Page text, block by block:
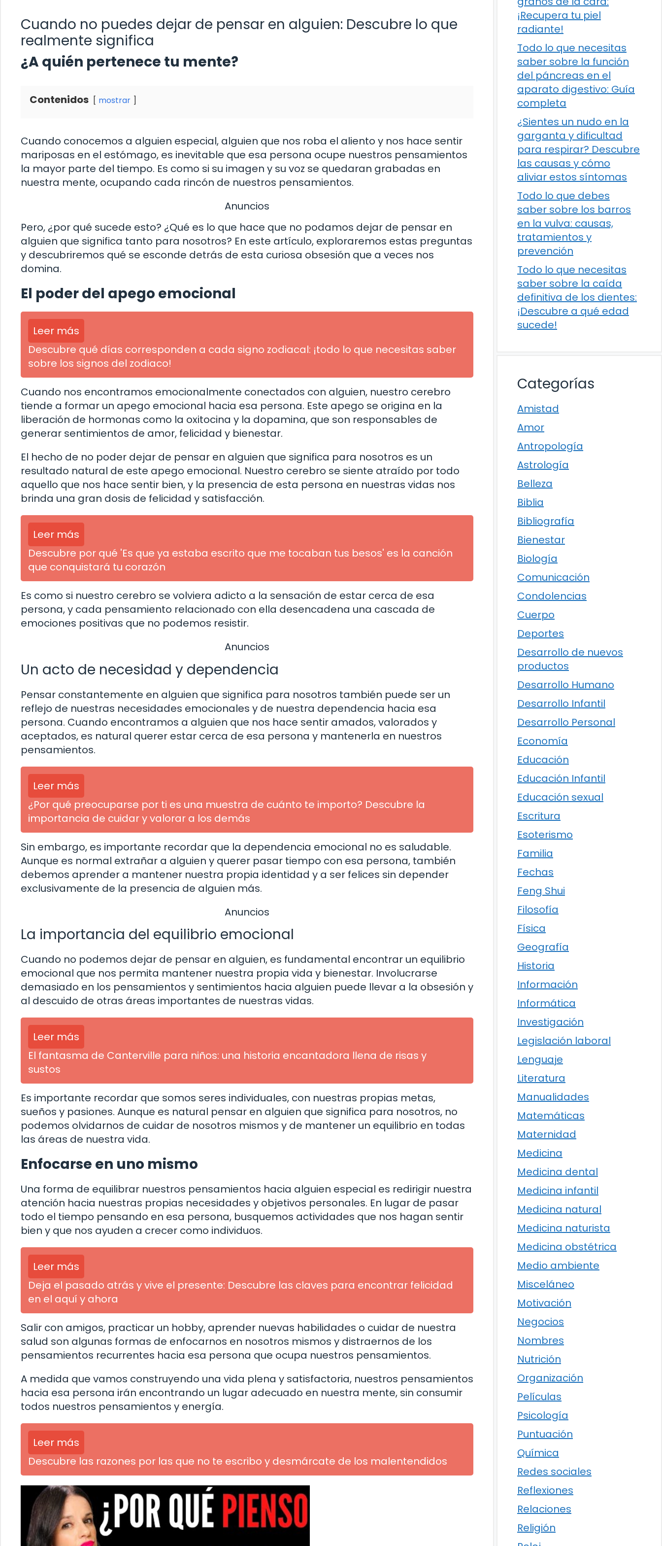
Cuando no puedes dejar de pensar en alguien: Descubre lo que
realmente significa
¿A quién pertenece tu mente?
Contenidos mostrar
Cuando conocemos a alguien especial, alguien que nos roba el aliento y nos hace sentir
mariposas en el estómago, es inevitable que esa persona ocupe nuestros pensamientos
la mayor parte del tiempo. Es como si su imagen y su voz se quedaran grabadas en
nuestra mente, ocupando cada rincón de nuestros pensamientos.
Anuncios
Pero, ¿por qué sucede esto? ¿Qué es lo que hace que no podamos dejar de pensar en
alguien que significa tanto para nosotros? En este artículo, exploraremos estas preguntas
y descubriremos qué se esconde detrás de esta curiosa obsesión que a veces nos
domina.
El poder del apego emocional
Leer más
Descubre qué días corresponden a cada signo zodiacal: ¡todo lo que necesitas saber
sobre los signos del zodiaco!
Cuando nos encontramos emocionalmente conectados con alguien, nuestro cerebro
tiende a formar un apego emocional hacia esa persona. Este apego se origina en la
liberación de hormonas como la oxitocina y la dopamina, que son responsables de
generar sentimientos de amor, felicidad y bienestar.
El hecho de no poder dejar de pensar en alguien que significa para nosotros es un
resultado natural de este apego emocional. Nuestro cerebro se siente atraído por todo
aquello que nos hace sentir bien, y la presencia de esta persona en nuestras vidas nos
brinda una gran dosis de felicidad y satisfacción.
Leer más
Descubre por qué 'Es que ya estaba escrito que me tocaban tus besos' es la canción
que conquistará tu corazón
Es como si nuestro cerebro se volviera adicto a la sensación de estar cerca de esa
persona, y cada pensamiento relacionado con ella desencadena una cascada de
emociones positivas que no podemos resistir.
Anuncios
Un acto de necesidad y dependencia
Pensar constantemente en alguien que significa para nosotros también puede ser un
reflejo de nuestras necesidades emocionales y de nuestra dependencia hacia esa
persona. Cuando encontramos a alguien que nos hace sentir amados, valorados y
aceptados, es natural querer estar cerca de esa persona y mantenerla en nuestros
pensamientos.
Leer más
¿Por qué preocuparse por ti es una muestra de cuánto te importo? Descubre la
importancia de cuidar y valorar a los demás
Sin embargo, es importante recordar que la dependencia emocional no es saludable.
Aunque es normal extrañar a alguien y querer pasar tiempo con esa persona, también
debemos aprender a mantener nuestra propia identidad y a ser felices sin depender
exclusivamente de la presencia de alguien más.
Anuncios
La importancia del equilibrio emocional
Cuando no podemos dejar de pensar en alguien, es fundamental encontrar un equilibrio
emocional que nos permita mantener nuestra propia vida y bienestar. Involucrarse
demasiado en los pensamientos y sentimientos hacia alguien puede llevar a la obsesión y
al descuido de otras áreas importantes de nuestras vidas.
Leer más
El fantasma de Canterville para niños: una historia encantadora llena de risas y
sustos
Es importante recordar que somos seres individuales, con nuestras propias metas,
sueños y pasiones. Aunque es natural pensar en alguien que significa para nosotros, no
podemos olvidarnos de cuidar de nosotros mismos y de mantener un equilibrio en todas
las áreas de nuestra vida.
Enfocarse en uno mismo
Una forma de equilibrar nuestros pensamientos hacia alguien especial es redirigir nuestra
atención hacia nuestras propias necesidades y objetivos personales. En lugar de pasar
todo el tiempo pensando en esa persona, busquemos actividades que nos hagan sentir
bien y que nos ayuden a crecer como individuos.
Leer más
Deja el pasado atrás y vive el presente: Descubre las claves para encontrar felicidad
en el aquí y ahora
Salir con amigos, practicar un hobby, aprender nuevas habilidades o cuidar de nuestra
salud son algunas formas de enfocarnos en nosotros mismos y distraernos de los
pensamientos recurrentes hacia esa persona que ocupa nuestros pensamientos.
A medida que vamos construyendo una vida plena y satisfactoria, nuestros pensamientos
hacia esa persona irán encontrando un lugar adecuado en nuestra mente, sin consumir
todos nuestros pensamientos y energía.
Leer más
Descubre las razones por las que no te escribo y desmárcate de los malentendidos
¡Recupera tu piel
radiante!
Todo lo que necesitas
saber sobre la función
del páncreas en el
aparato digestivo: Guía
completa
¿Sientes un nudo en la
garganta y dificultad
para respirar? Descubre
las causas y cómo
aliviar estos síntomas
Todo lo que debes
saber sobre los barros
en la vulva: causas,
tratamientos y
prevención
Todo lo que necesitas
saber sobre la caída
definitiva de los dientes:
¡Descubre a qué edad
sucede!
Categorías
Amistad
Amor
Antropología
Astrología
Belleza
Biblia
Bibliografía
Bienestar
Biología
Comunicación
Condolencias
Cuerpo
Deportes
Desarrollo de nuevos
productos
Desarrollo Humano
Desarrollo Infantil
Desarrollo Personal
Economía
Educación
Educación Infantil
Educación sexual
Escritura
Esoterismo
Familia
Fechas
Feng Shui
Filosofía
Física
Geografía
Historia
Información
Informática
Investigación
Legislación laboral
Lenguaje
Literatura
Manualidades
Matemáticas
Maternidad
Medicina
Medicina dental
Medicina infantil
Medicina natural
Medicina naturista
Medicina obstétrica
Medio ambiente
Misceláneo
Motivación
Negocios
Nombres
Nutrición
Organización
Películas
Psicología
Puntuación
Química
Redes sociales
Reflexiones
Relaciones
Religión